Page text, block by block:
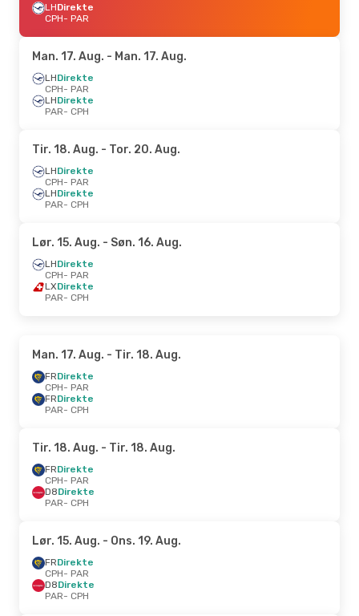
LHDirekte
CPH- PAR
Man. 17. Aug. - Man. 17. Aug.
LHDirekte
CPH- PAR
LHDirekte
PAR- CPH
Tir. 18. Aug. - Tor. 20. Aug.
LHDirekte
CPH- PAR
LHDirekte
PAR- CPH
Lør. 15. Aug. - Søn. 16. Aug.
LHDirekte
CPH- PAR
LXDirekte
PAR- CPH
Man. 17. Aug. - Tir. 18. Aug.
FRDirekte
CPH- PAR
FRDirekte
PAR- CPH
Tir. 18. Aug. - Tir. 18. Aug.
FRDirekte
CPH- PAR
D8Direkte
PAR- CPH
Lør. 15. Aug. - Ons. 19. Aug.
FRDirekte
CPH- PAR
D8Direkte
PAR- CPH